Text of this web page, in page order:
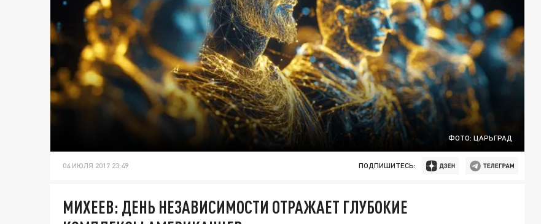
ФОТО: ЦАРЬГРАД
04 ИЮЛЯ 2017 23:49 ПОДПИШИТЕСЬ:
МИХЕЕВ: ДЕНЬ НЕЗАВИСИМОСТИ ОТРАЖАЕТ ГЛУБОКИЕ